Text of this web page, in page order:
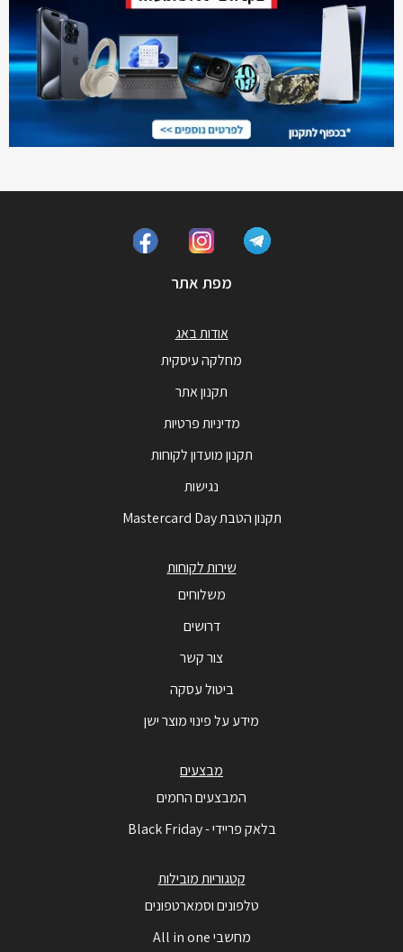
מפת אתר
אודות באג
מחלקה עיסקית
תקנון אתר
מדיניות פרטיות
תקנון מועדון לקוחות
נגישות
תקנון הטבת Mastercard Day
שירות לקוחות
משלוחים
דרושים
צור קשר
ביטול עסקה
מידע על פינוי מוצר ישן
מבצעים
המבצעים החמים
בלאק פריידי - Black Friday
קטגוריות מובילות
טלפונים וסמארטפונים
מחשבי All in one